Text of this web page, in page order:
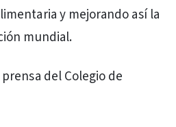
y mejorando así la
mundial.
del Colegio de